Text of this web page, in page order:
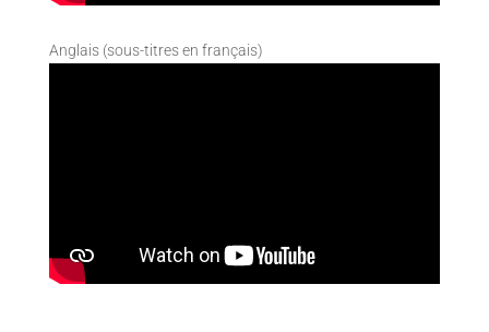
Anglais (sous-titres en français)